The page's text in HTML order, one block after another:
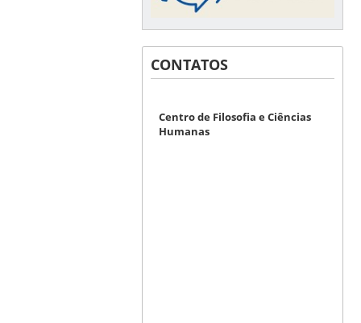
CONTATOS
Centro de Filosofia e Ciências
Humanas